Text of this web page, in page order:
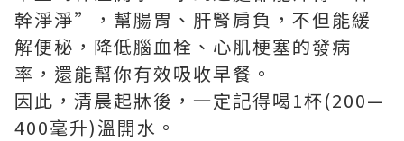
幹淨淨”，幫腸胃、肝腎肩負，不但能緩
解便秘，降低腦血栓、心肌梗塞的發病
率，還能幫你有效吸收早餐。
因此，清晨起牀後，一定記得喝1杯(200—
400毫升)溫開水。